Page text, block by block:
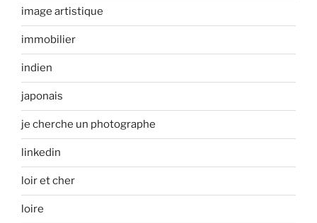
image artistique
immobilier
indien
japonais
je cherche un photographe
linkedin
loir et cher
loire